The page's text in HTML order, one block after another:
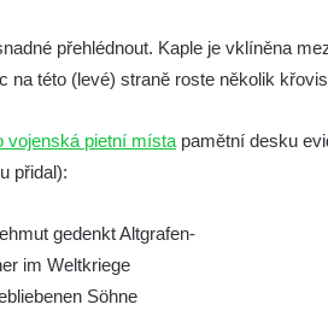
v Kamenném Újezdě
Jana Mojžiše na hřbitově ve
Josefa Jílka na hřbitově ve
Jana Foitla na hřbitově ve Velešíně
přehlédnout. Kaple je vklíněna
na této (levé) straně roste několik
vojenská pietní místa pamětní desku
přidal):
gedenkt Altgrafen-
im Weltkriege
Söhne